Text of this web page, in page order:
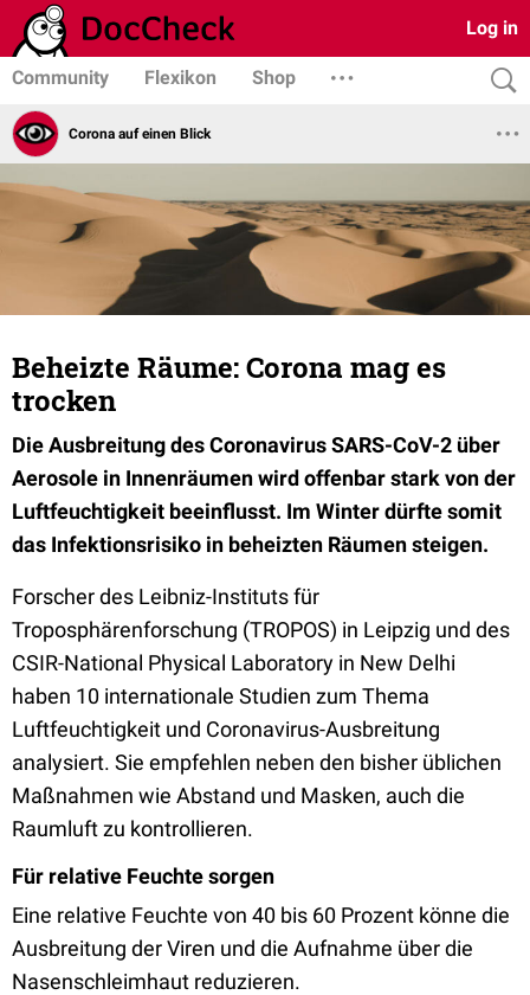
Log in
Community Flexikon Shop
Corona auf einen Blick
Beheizte Räume: Corona mag es
trocken
Die Ausbreitung des Coronavirus SARS-CoV-2 über
Aerosole in Innenräumen wird offenbar stark von der
Luftfeuchtigkeit beeinflusst. Im Winter dürfte somit
das Infektionsrisiko in beheizten Räumen steigen.
Forscher des Leibniz-Instituts für
Troposphärenforschung (TROPOS) in Leipzig und des
CSIR-National Physical Laboratory in New Delhi
haben 10 internationale Studien zum Thema
Luftfeuchtigkeit und Coronavirus-Ausbreitung
analysiert. Sie empfehlen neben den bisher üblichen
Maßnahmen wie Abstand und Masken, auch die
Raumluft zu kontrollieren.
Für relative Feuchte sorgen
Eine relative Feuchte von 40 bis 60 Prozent könne die
Ausbreitung der Viren und die Aufnahme über die
Nasenschleimhaut reduzieren.